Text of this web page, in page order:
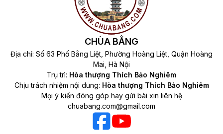
CHÙA BẰNG
Địa chỉ: Số 63 Phố Bằng Liệt, Phường Hoàng Liệt, Quận Hoàng
Mai, Hà Nội
Trụ trì: Hòa thượng Thích Bảo Nghiêm
Chịu trách nhiệm nội dung: Hòa thượng Thích Bảo Nghiêm
Mọi ý kiến đóng góp hay gửi bài xin liên hệ
chuabang.com@gmail.com